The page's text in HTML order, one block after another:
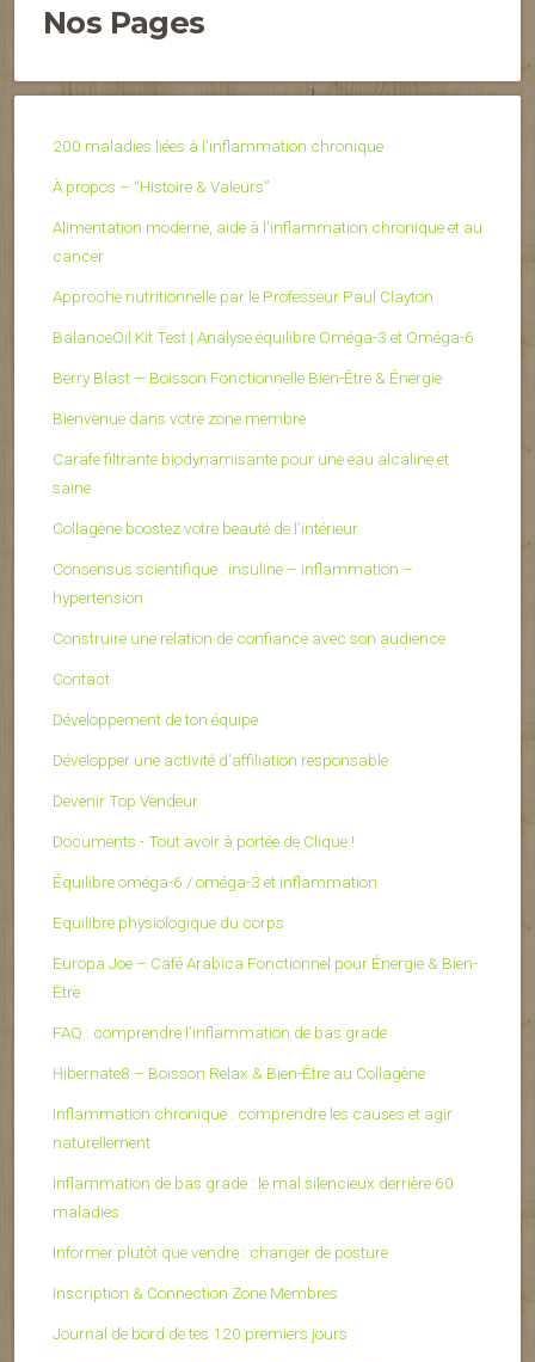
Nos Pages
200 maladies liées à l’inflammation chronique
À propos – “Histoire & Valeurs”
Alimentation moderne, aide à l'inflammation chronique et au
cancer
Approche nutritionnelle par le Professeur Paul Clayton
BalanceOil Kit Test | Analyse équilibre Oméga-3 et Oméga-6
Berry Blast — Boisson Fonctionnelle Bien-Être & Énergie
Bienvenue dans votre zone membre
Carafe filtrante biodynamisante pour une eau alcaline et
saine
Collagène boostez votre beauté de l’intérieur
Consensus scientifique : insuline – inflammation –
hypertension
Construire une relation de confiance avec son audience
Contact
Développement de ton équipe
Développer une activité d’affiliation responsable
Devenir Top Vendeur
Documents - Tout avoir à portée de Clique !
Équilibre oméga-6 / oméga-3 et inflammation
Equilibre physiologique du corps
Europa Joe – Café Arabica Fonctionnel pour Énergie & Bien-
Être
FAQ : comprendre l’inflammation de bas grade
Hibernate8 – Boisson Relax & Bien-Être au Collagène
Inflammation chronique : comprendre les causes et agir
naturellement
Inflammation de bas grade : le mal silencieux derrière 60
maladies
Informer plutôt que vendre : changer de posture
Inscription & Connection Zone Membres
Journal de bord de tes 120 premiers jours